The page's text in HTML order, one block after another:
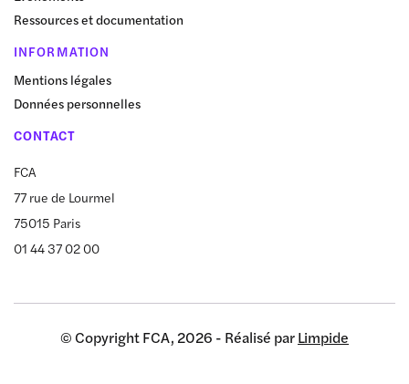
Ressources et documentation
INFORMATION
Mentions légales
Données personnelles
CONTACT
FCA
77 rue de Lourmel
75015 Paris
01 44 37 02 00
© Copyright FCA, 2026 - Réalisé parLimpide